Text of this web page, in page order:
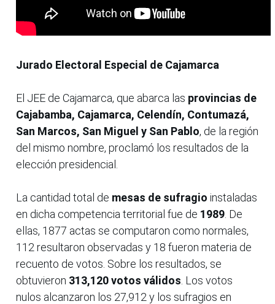
Jurado Electoral Especial de Cajamarca
El JEE de Cajamarca, que abarca las provincias de
Cajabamba, Cajamarca, Celendín, Contumazá,
San Marcos, San Miguel y San Pablo, de la región
del mismo nombre, proclamó los resultados de la
elección presidencial.
La cantidad total de mesas de sufragio instaladas
en dicha competencia territorial fue de 1989 . De
ellas, 1877 actas se computaron como normales,
112 resultaron observadas y 18 fueron materia de
recuento de votos. Sobre los resultados, se
obtuvieron 313,120 votos válidos . Los votos
nulos alcanzaron los 27,912 y los sufragios en